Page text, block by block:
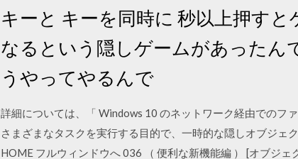
キーと キーを同時に 秒以上押す
なるという隠しゲームがあった
うやってやるんで
詳細については、「 Windows 10 のネットワーク経由でのフ
さまざまなタスクを実行する目的で、一時的な隠しオブジェ
HOME フルウィンドウへ 036 （ 便利な新機能編 ） [オブジ